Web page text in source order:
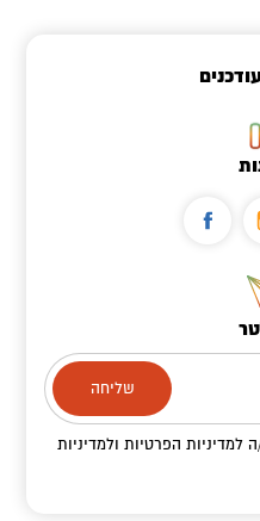
הלמדיניות הפרטיות ולמדיניות